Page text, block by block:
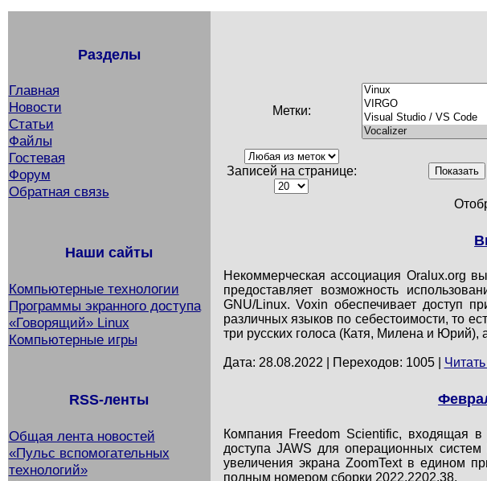
Разделы
Главная
Новости
Статьи
Файлы
Гостевая
Форум
Обратная связь
Наши сайты
Компьютерные технологии
Программы экранного доступа
«Говорящий» Linux
Компьютерные игры
RSS-ленты
Общая лента новостей
«Пульс вспомогательных
технологий»
Метки:
Записей на странице:
Некоммерческая ассоциация Oralux.org
предоставляет возможность
GNU/Linux. Voxin обеспечивает доступ
различных языков по себестоимости, то
три русских голоса (Катя, Милена и Юрий),
Дата: 28.08.2022 | Переходов: 1005 |
Компания Freedom Scientific, входящая в
доступа JAWS для операционных
увеличения экрана ZoomText в едином
полным номером сборки 2022.2202.38.